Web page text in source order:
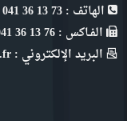
الهاتف : 73 13 36 041
الفـاكس : 76 13 36 041
البريد الإلكتروني : djoumhouriapublicite@yahoo.fr